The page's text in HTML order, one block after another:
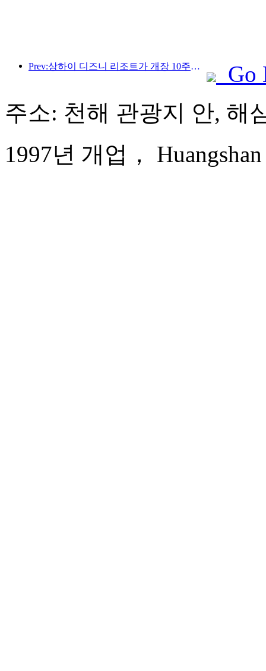
Prev:상하이 디즈니 리조트가 개장 10주년을 맞이했으며, 현재까지 1억 명이 넘는 방문객을 맞이했습니다.
Go
주소: 천해 관광지 안, 해
1997년 개업，